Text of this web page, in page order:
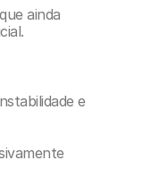
ainda
e